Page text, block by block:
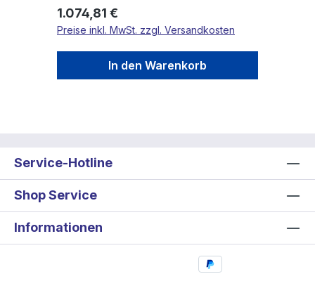
Regulärer Preis:
1.074,81 €
Preise inkl. MwSt. zzgl. Versandkosten
In den Warenkorb
Service-Hotline
Shop Service
Informationen